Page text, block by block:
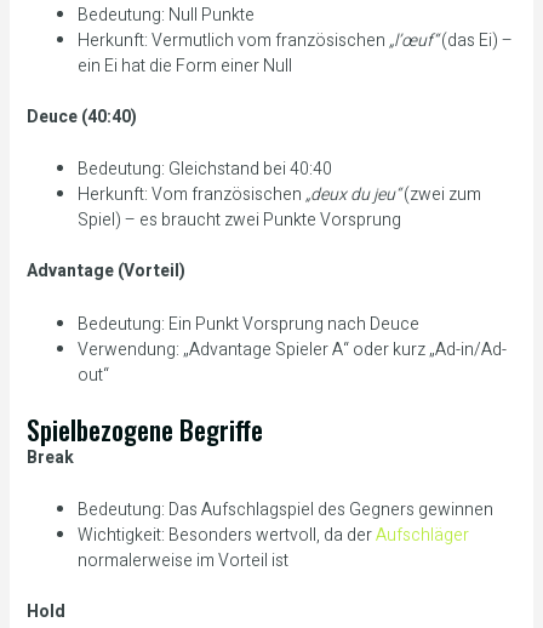
Bedeutung: Null Punkte
Herkunft: Vermutlich vom französischen„l’œuf“(das Ei) –
ein Ei hat die Form einer Null
Deuce (40:40)
Bedeutung: Gleichstand bei 40:40
Herkunft: Vom französischen„deux du jeu“(zwei zum
Spiel) – es braucht zwei Punkte Vorsprung
Advantage (Vorteil)
Bedeutung: Ein Punkt Vorsprung nach Deuce
Verwendung: „Advantage Spieler A“ oder kurz „Ad-in/Ad-
out“
Spielbezogene Begriffe
Break
Bedeutung: Das Aufschlagspiel des Gegners gewinnen
Wichtigkeit: Besonders wertvoll, da derAufschläger
normalerweise im Vorteil ist
Hold